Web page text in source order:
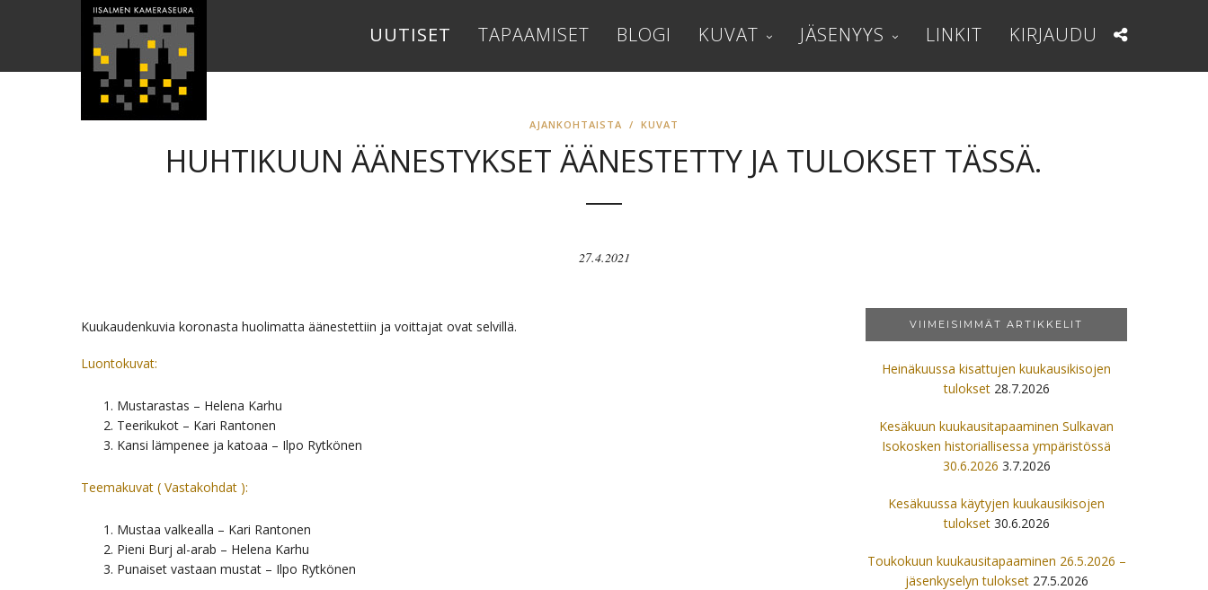
UUTISET TAPAAMISET BLOGI KUVAT JÄSENYYS LINKIT KIRJAUDU
AJANKOHTAISTA / KUVAT
HUHTIKUUN ÄÄNESTYKSET ÄÄNESTETTY JA TULOKSET TÄSSÄ.
27.4.2021
Kuukaudenkuvia koronasta huolimatta äänestettiin ja voittajat ovat selvillä.
Luontokuvat:
Mustarastas – Helena Karhu
Teerikukot – Kari Rantonen
Kansi lämpenee ja katoaa – Ilpo Rytkönen
Teemakuvat ( Vastakohdat ):
Mustaa valkealla – Kari Rantonen
Pieni Burj al-arab – Helena Karhu
Punaiset vastaan mustat – Ilpo Rytkönen
VIIMEISIMMÄT ARTIKKELIT
Heinäkuussa kisattujen kuukausikisojen
tulokset 28.7.2026
Kesäkuun kuukausitapaaminen Sulkavan
Isokosken historiallisessa ympäristössä
30.6.2026 3.7.2026
Kesäkuussa käytyjen kuukausikisojen
tulokset 30.6.2026
Toukokuun kuukausitapaaminen 26.5.2026 –
jäsenkyselyn tulokset 27.5.2026